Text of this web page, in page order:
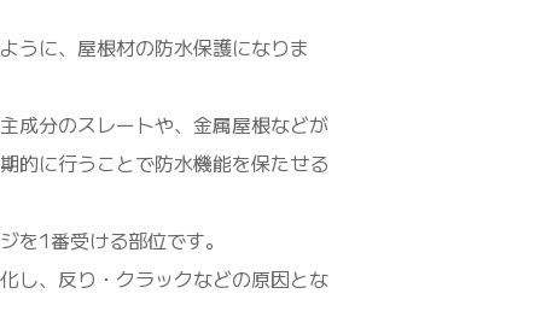
うに、屋根材の防水保護になりま
成分のスレートや、金属屋根などが
的に行うことで防水機能を保たせる
を1番受ける部位です。
し、反り・クラックなどの原因とな